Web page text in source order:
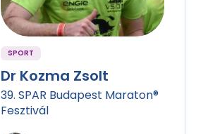
SPORT
Dr Kozma Zsolt
39. SPAR Budapest Maraton®
Fesztivál